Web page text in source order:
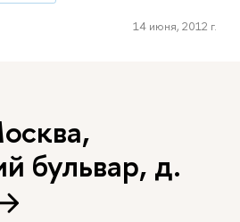
14 июня, 2012 г.
бульвар, д.